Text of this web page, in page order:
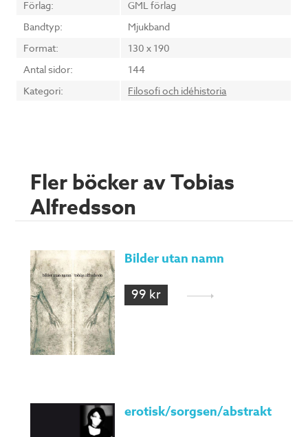
Förlag:
GML förlag
Bandtyp:
Mjukband
Format:
130 x 190
Antal sidor:
144
Kategori:
Filosofi och idéhistoria
Fler böcker av Tobias
Alfredsson
Bilder utan namn
99 kr
erotisk/sorgsen/abstrakt